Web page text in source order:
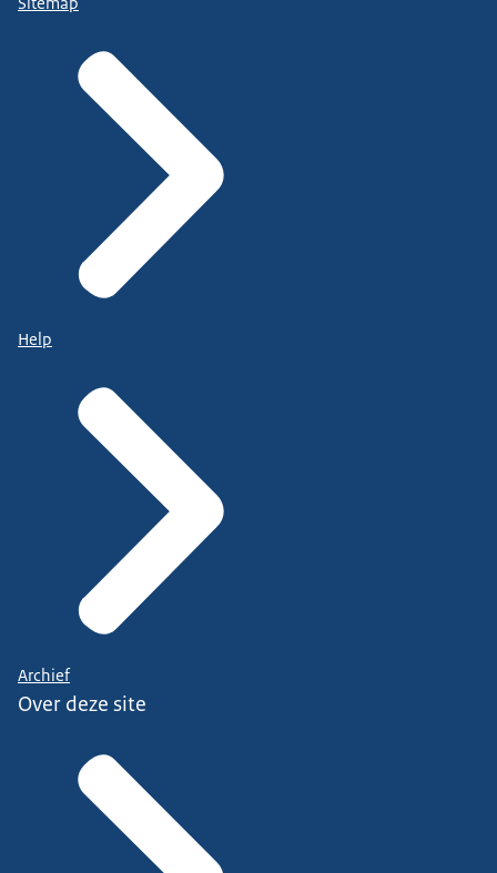
Help
Archief
Over deze site